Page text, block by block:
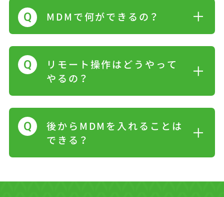
MDMで何ができるの？
リモート操作はどうやって
やるの？
後からMDMを入れることは
できる？